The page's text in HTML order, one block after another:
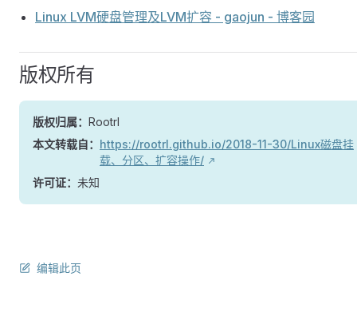
Linux LVM硬盘管理及LVM扩容 - gaojun - 博客园
版权所有
版权归属： Rootrl
本文转载自： https://rootrl.github.io/2018-11-30/Linux磁盘挂
载、分区、扩容操作/
许可证： 未知
编辑此页